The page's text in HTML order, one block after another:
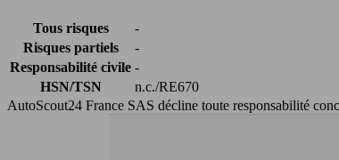
Tous risques
-
Risques partiels
-
Responsabilité civile -
HSN/TSN
n.c./RE670
AutoScout24 France SAS décline toute responsabilité